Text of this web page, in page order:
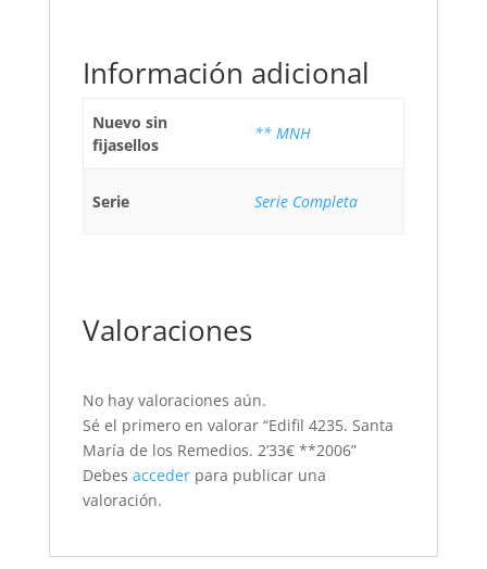
Información adicional
Nuevo sin
fijasellos
** MNH
Serie Serie Completa
Valoraciones
No hay valoraciones aún.
Sé el primero en valorar “Edifil 4235. Santa
María de los Remedios. 2’33€ **2006”
Debes accederpara publicar una
valoración.